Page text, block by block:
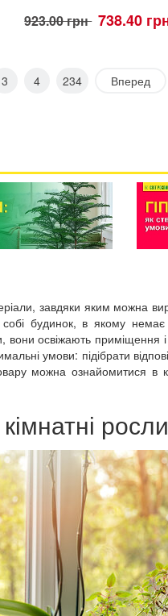
923.00 грн 738.40
3 4 234 Вперед
завдяки яким можна
будинок, в якому
вони освіжають приміщення
умови: підібрати
можна ознайомитися в